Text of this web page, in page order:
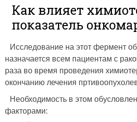
Как влияет
показатель
Исследование на этот фермент
назначается всем пациентам с
раза во время проведения
окончанию лечения
Необходимость в этом
факторами: